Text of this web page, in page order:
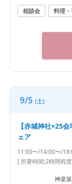
予算
しま
0～
駅」
相談会 料理
9/5 (土)
【赤城神社×25
ェア
11:00〜/14:00〜/
[ 所要時間:2時間程度
神楽